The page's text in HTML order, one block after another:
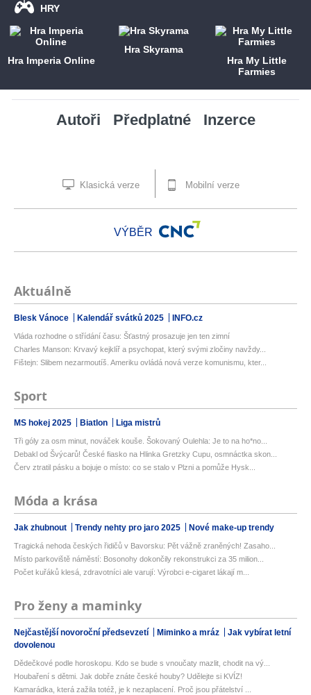
HRY
Hra Imperia Online
Hra Skyrama
Hra My Little
Farmies
Autoři Předplatné Inzerce
Klasická verze Mobilní verze
VÝBĚR
Aktuálně
Blesk Vánoce Kalendář svátků 2025 INFO.cz
Vláda rozhodne o střídání času: Šťastný prosazuje jen ten zimní
Charles Manson: Krvavý kejklíř a psychopat, který svými zločiny navždy...
Fištejn: Slibem nezarmoutíš. Ameriku ovládá nová verze komunismu, kter...
Sport
MS hokej 2025 Biatlon Liga mistrů
Tři góly za osm minut, nováček kouše. Šokovaný Oulehla: Je to na ho*no...
Debakl od Švýcarů! České fiasko na Hlinka Gretzky Cupu, osmnáctka skon...
Červ ztratil pásku a bojuje o místo: co se stalo v Plzni a pomůže Hysk...
Móda a krása
Jak zhubnout Trendy nehty pro jaro 2025 Nové make-up trendy
Tragická nehoda českých řidičů v Bavorsku: Pět vážně zraněných! Zasaho...
Místo parkoviště náměstí: Bosonohy dokončily rekonstrukci za 35 milion...
Počet kuřáků klesá, zdravotníci ale varují: Výrobci e-cigaret lákají m...
Pro ženy a maminky
Nejčastější novoroční předsevzetí Miminko a mráz
Jak vybírat letní
dovolenou
Dědečkové podle horoskopu. Kdo se bude s vnoučaty mazlit, chodit na vý...
Houbaření s dětmi. Jak dobře znáte české houby? Udělejte si KVÍZ!
Kamarádka, která zažila totéž, je k nezaplacení. Proč jsou přátelství ...